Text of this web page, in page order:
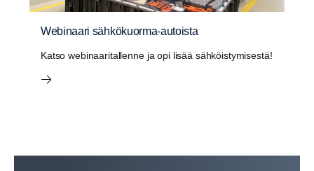
Webinaari sähkökuorma-autoista
Katso webinaaritallenne ja opi lisää sähköistymisestä!